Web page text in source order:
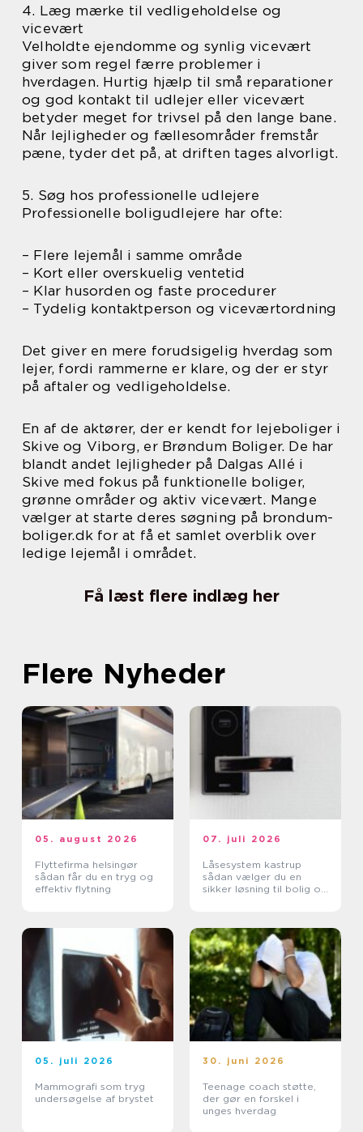
4. Læg mærke til vedligeholdelse og
vicevært
Velholdte ejendomme og synlig vicevært
giver som regel færre problemer i
hverdagen. Hurtig hjælp til små reparationer
og god kontakt til udlejer eller vicevært
betyder meget for trivsel på den lange bane.
Når lejligheder og fællesområder fremstår
pæne, tyder det på, at driften tages alvorligt.
5. Søg hos professionelle udlejere
Professionelle boligudlejere har ofte:
– Flere lejemål i samme område
– Kort eller overskuelig ventetid
– Klar husorden og faste procedurer
– Tydelig kontaktperson og viceværtordning
Det giver en mere forudsigelig hverdag som
lejer, fordi rammerne er klare, og der er styr
på aftaler og vedligeholdelse.
En af de aktører, der er kendt for lejeboliger i
Skive og Viborg, er Brøndum Boliger. De har
blandt andet lejligheder på Dalgas Allé i
Skive med fokus på funktionelle boliger,
grønne områder og aktiv vicevært. Mange
vælger at starte deres søgning på brondum-
boliger.dk for at få et samlet overblik over
ledige lejemål i området.
Få læst flere indlæg her
Flere Nyheder
05. august 2026
Flyttefirma helsingør
sådan får du en tryg og
effektiv flytning
07. juli 2026
Låsesystem kastrup
sådan vælger du en
sikker løsning til bolig og
05. juli 2026
Mammografi som tryg
undersøgelse af brystet
30. juni 2026
Teenage coach støtte,
der gør en forskel i
unges hverdag